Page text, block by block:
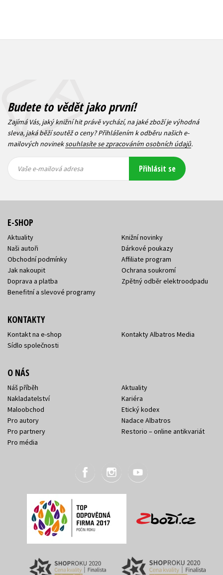
Budete to vědět jako první!
Zajímá Vás, jaký knižní hit právě vychází, na jaké zboží je výhodná
sleva, jaká běží soutěž o ceny? Přihlášením k odběru našich e-
mailových novineksouhlasíte se zpracováním osobních údajů.
mailová
mailová
Vaše e-mailová adresa Přihlásit se
E-SHOP
Aktuality
Naši autoři
Obchodní podmínky
Jak nakoupit
Doprava a platba
Benefitní a slevové programy
Knižní novinky
Dárkové poukazy
Affiliate program
Ochrana soukromí
Zpětný odběr elektroodpadu
KONTAKTY
Kontakt na e-shop
Sídlo společnosti
Kontakty Albatros Media
O NÁS
Náš příběh
Nakladatelství
Maloobchod
Pro autory
Pro partnery
Pro média
Aktuality
Kariéra
Etický kodex
Nadace Albatros
Restorio – online antikvariát